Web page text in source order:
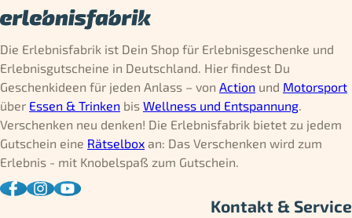
Die Erlebnisfabrik ist Dein Shop für Erlebnisgeschenke und
Erlebnisgutscheine in Deutschland. Hier findest Du
Geschenkideen für jeden Anlass – von Action und Motorsport
über Essen & Trinken bis Wellness und Entspannung
Verschenken neu denken! Die Erlebnisfabrik bietet zu jedem
Gutschein eine Rätselbox an: Das Verschenken wird zum
Erlebnis - mit Knobelspaß zum Gutschein.
Kontakt & Service